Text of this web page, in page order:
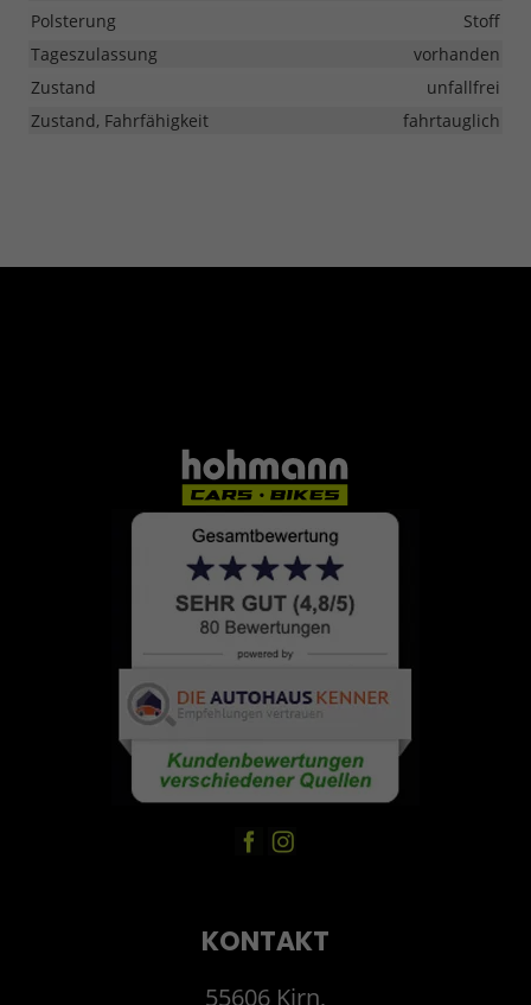
Polsterung
Stoff
Tageszulassung
vorhanden
Zustand
unfallfrei
Zustand, Fahrfähigkeit
fahrtauglich
KONTAKT
55606 Kirn,